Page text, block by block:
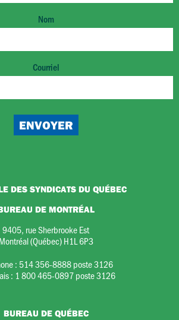
Nom
Courriel
DES SYNDICATS DU QUÉBEC
DE MONTRÉAL
9405, rue Sherbrooke Est
Montréal (Québec) H1L 6P3
: 514 356-8888 poste 3126
: 1 800 465-0897 poste 3126
BUREAU DE QUÉBEC